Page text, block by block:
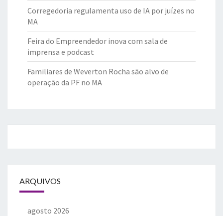
Corregedoria regulamenta uso de IA por juízes no
MA
Feira do Empreendedor inova com sala de
imprensa e podcast
Familiares de Weverton Rocha são alvo de
operação da PF no MA
ARQUIVOS
agosto 2026